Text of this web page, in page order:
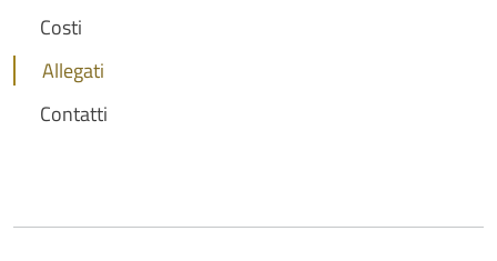
Costi
Allegati
Contatti